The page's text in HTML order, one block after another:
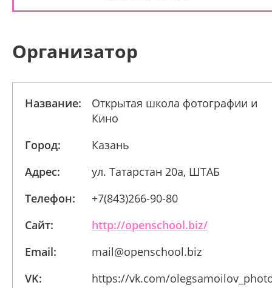
Организатор
Название:
Открытая школа фотографии и
Кино
Город:
Казань
Адрес:
ул. Татарстан 20а, ШТАБ
Телефон:
+7(843)266-90-80
Сайт:
http://openschool.biz/
Email:
mail@openschool.biz
VK:
https://vk.com/